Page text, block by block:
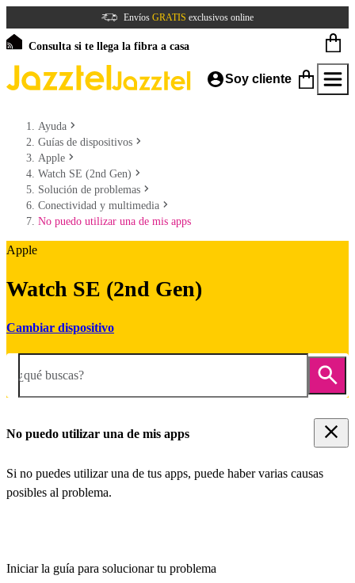
Envíos GRATIS exclusivos online
Consulta si te llega la fibra a casa
Soy cliente
Ayuda
Guías de dispositivos
Apple
Watch SE (2nd Gen)
Solución de problemas
Conectividad y multimedia
No puedo utilizar una de mis apps
Apple
Watch SE (2nd Gen)
Cambiar dispositivo
¿qué buscas?
No puedo utilizar una de mis apps
Si no puedes utilizar una de tus apps, puede haber varias causas
posibles al problema.
Iniciar la guía para solucionar tu problema